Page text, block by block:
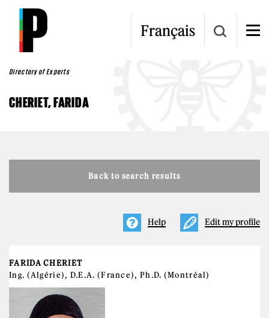
Skip to main content
Français
Directory of Experts
CHERIET, FARIDA
Back to search results
Edit my profile
Help
FARIDA CHERIET
Ing. (Algérie), D.E.A. (France), Ph.D. (Montréal)